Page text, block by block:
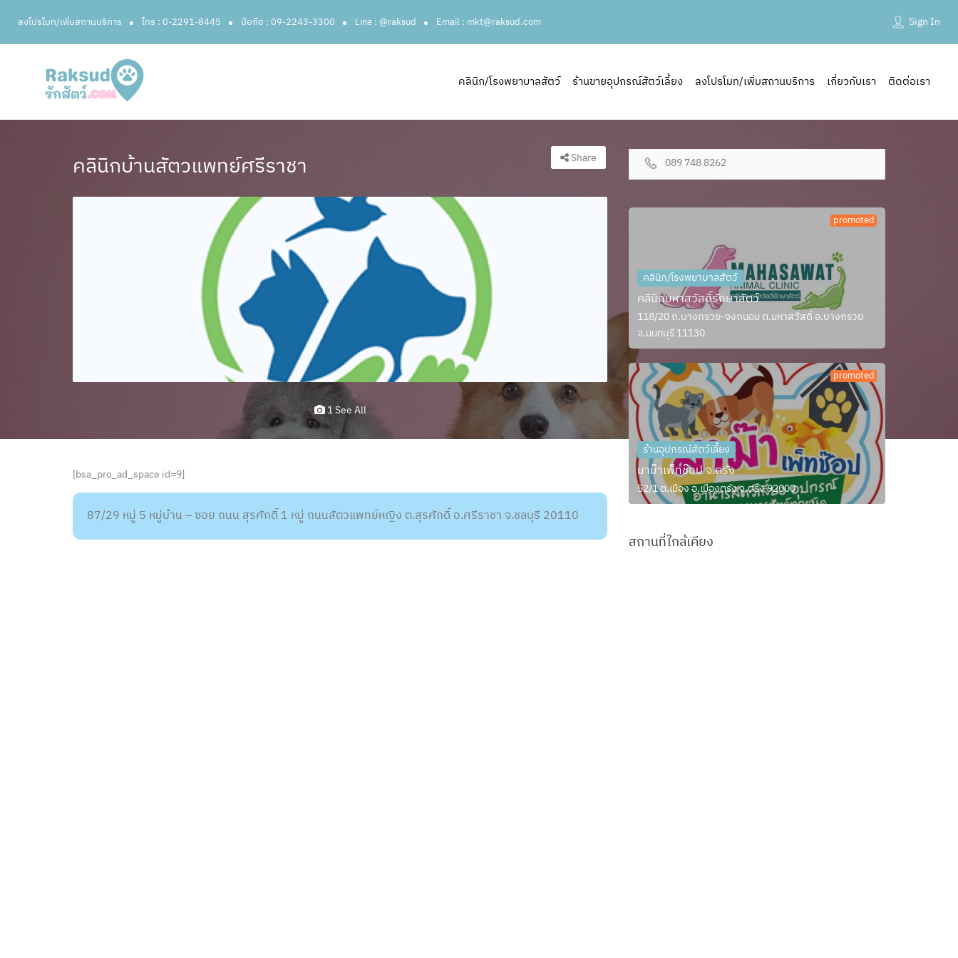
ลงโปรโมท/เพิ่มสถานบริการ โทร : 0-2291-8445 มือถือ : 09-2243-3300 Line : @raksud Email : mkt@raksud.com Sign In
คลินิก/โรงพยาบาลสัตว์ ร้านขายอุปกรณ์สัตว์เลี้ยง ลงโปรโมท/เพิ่มสถานบริการ เกี่ยวกับเรา ติดต่อเรา
คลินิกบ้านสัตวแพทย์ศรีราชา Share
1 See All
[bsa_pro_ad_space id=9]
87/29 หมู่ 5 หมู่บ้าน – ซอย ถนน สุรศักดิ์ 1 หมู่ ถนนสัตวแพทย์หญิง ต.สุรศักดิ์ อ.ศรีราชา จ.ชลบุรี 20110
089 748 8262
promoted
คลินิก/โรงพยาบาลสัตว์
คลินิกมหาสวัสดิ์รักษาสัตว์
118/20 ถ.บางกรวย-จงถนอม ต.มหาสวัสดิ์ อ.บางกรวย
จ.นนทบุรี 11130
promoted
ร้านอุปกรณ์สัตว์เลี้ยง
มาม๊าเพ็ทช๊อป จ.ตรัง
52/1 ต.เมือง อ.เมืองตรัง จ.ตรัง 92000
สถานที่ใกล้เคียง